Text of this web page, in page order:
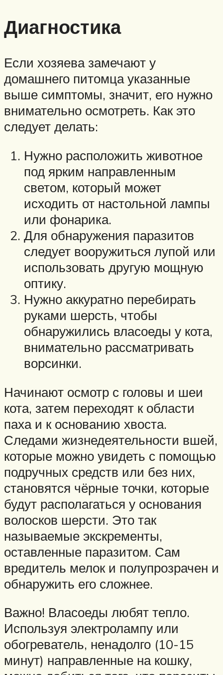
Диагностика
Если хозяева замечают у
домашнего питомца указанные
выше симптомы, значит, его нужно
внимательно осмотреть. Как это
следует делать:
Нужно расположить животное
под ярким направленным
светом, который может
исходить от настольной лампы
или фонарика.
Для обнаружения паразитов
следует вооружиться лупой или
использовать другую мощную
оптику.
Нужно аккуратно перебирать
руками шерсть, чтобы
обнаружились власоеды у кота,
внимательно рассматривать
ворсинки.
Начинают осмотр с головы и шеи
кота, затем переходят к области
паха и к основанию хвоста.
Следами жизнедеятельности вшей,
которые можно увидеть с помощью
подручных средств или без них,
становятся чёрные точки, которые
будут располагаться у основания
волосков шерсти. Это так
называемые экскременты,
оставленные паразитом. Сам
вредитель мелок и полупрозрачен и
обнаружить его сложнее.
Важно! Власоеды любят тепло.
Используя электролампу или
обогреватель, ненадолго (10-15
минут) направленные на кошку,